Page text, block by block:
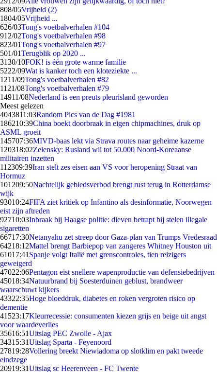
808/05Vrijheid (2)
1804/05Vrijheid ...
626/03Tong's voetbalverhalen #104
912/02Tong's voetbalverhalen #98
823/01Tong's voetbalverhalen #97
501/01Terugblik op 2020 ...
3130/10FOK! is één grote warme familie
5222/09Wat is kanker toch een kloteziekte ...
1211/09Tong's voetbalverhalen #82
11 21/08Tong's voetbalverhalen #79
14911/08Nederland is een preuts pleurisland geworden
Meest gelezen
4043811:03Random Pics van de Dag #1981
186210:39China boekt doorbraak in eigen chipmachines, druk op
ASML groeit
145707:36MIVD-baas lekt via Strava routes naar geheime kazerne
120318:02Zelensky: Rusland wil tot 50.000 Noord-Koreaanse
militairen inzetten
112309:39Iran stelt zes eisen aan VS voor heropening Straat van
Hormuz
101209:50Nachtelijk gebiedsverbod brengt rust terug in Rotterdamse
wijk
93010:24FIFA ziet kritiek op Infantino als desinformatie, Noorwegen
eist zijn aftreden
92710:03Inbraak bij Haagse politie: dieven betrapt bij stelen illegale
sigaretten
66717:30Netanyahu zet streep door Gaza-plan van Trumps Vredesraad
64218:12Mattel brengt Barbiepop van zangeres Whitney Houston uit
61017:41 Spanje volgt Italië met grenscontroles, tien reizigers
geweigerd
47022:06Pentagon eist snellere wapenproductie van defensiebedrijven
45018:34Natuurbrand bij Soesterduinen geblust, brandweer
waarschuwt kijkers
43322:35Hoge bloeddruk, diabetes en roken vergroten risico op
dementie
41523:17Kleurrecessie: consumenten kiezen grijs en beige uit angst
voor waardeverlies
35616:51Uitslag PEC Zwolle - Ajax
34315:31Uitslag Sparta - Feyenoord
27819:28Vollering breekt Niewiadoma op slotklim en pakt tweede
eindzege
20919:31Uitslag sc Heerenveen - FC Twente